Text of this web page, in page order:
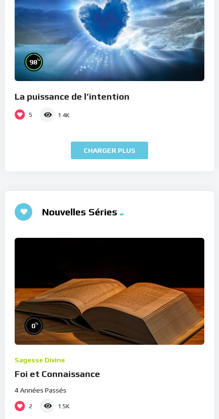
98%
La puissance de l’intention
5 1.4K
CHARGER PLUS
Nouvelles Séries
0%
Sagesse Divine
Foi et Connaissance
4 Années Passés
2 1.5K